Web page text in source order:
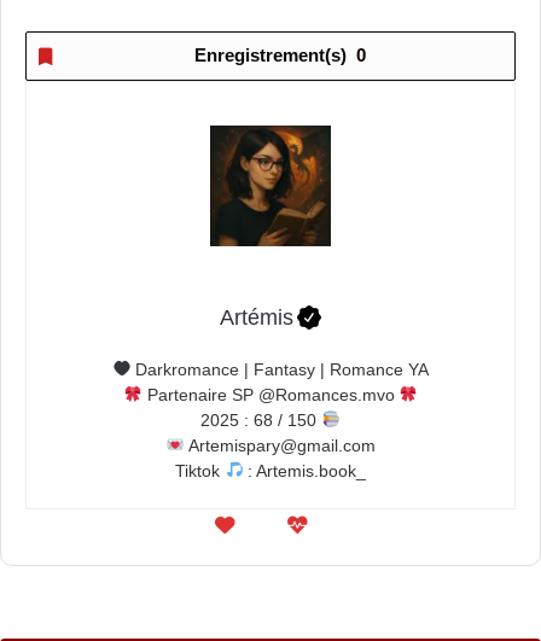
Enregistrement(s) 0
Artémis
Darkromance | Fantasy | Romance YA
Partenaire SP @Romances.mvo
2025 : 68 / 150
Artemispary@gmail.com
Tiktok
: Artemis.book_